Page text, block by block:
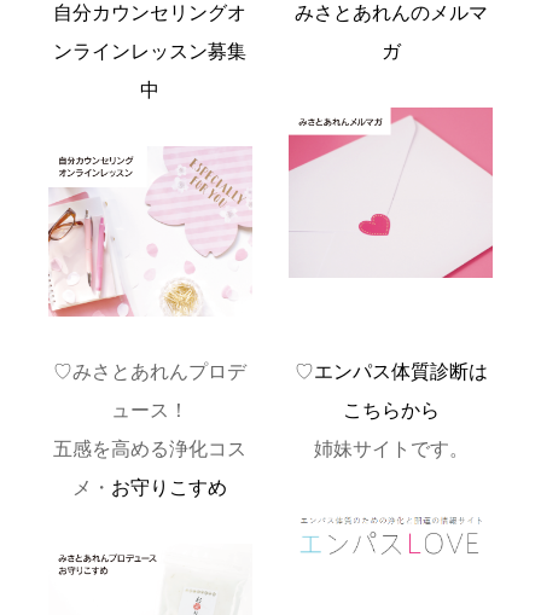
自分カウンセリングオ
ンラインレッスン募集
中
みさとあれんのメルマ
ガ
♡みさとあれんプロデ
ュース！
五感を高める浄化コス
メ・ お守りこすめ
♡エンパス体質診断は
こちらから
姉妹サイトです。